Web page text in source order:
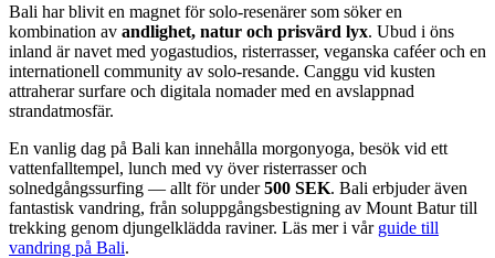
Bali har blivit en magnet för solo-resenärer som söker en
kombination av andlighet, natur och prisvärd lyx. Ubud i öns
inland är navet med yogastudios, risterrasser, veganska caféer och en
internationell community av solo-resande. Canggu vid kusten
attraherar surfare och digitala nomader med en avslappnad
strandatmosfär.
En vanlig dag på Bali kan innehålla morgonyoga, besök vid ett
vattenfalltempel, lunch med vy över risterrasser och
solnedgångssurfing — allt för under500 SEK. Bali erbjuder även
fantastisk vandring, från soluppgångsbestigning av Mount Batur till
trekking genom djungelklädda raviner. Läs mer i vår guide till
vandring på Bali.